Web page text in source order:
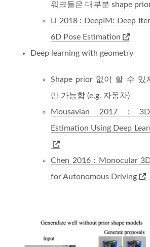
워크들은 대부분 shape
Li 2018 : DeepIM: Deep
6D Pose Estimation
Deep learning with geometry
Shape prior 없이 할 수 있
만 가능함 (e.g. 자동차)
Mousavian 2017 :
Estimation Using Deep
Chen 2016 : Monocular
for Autonomous Driving